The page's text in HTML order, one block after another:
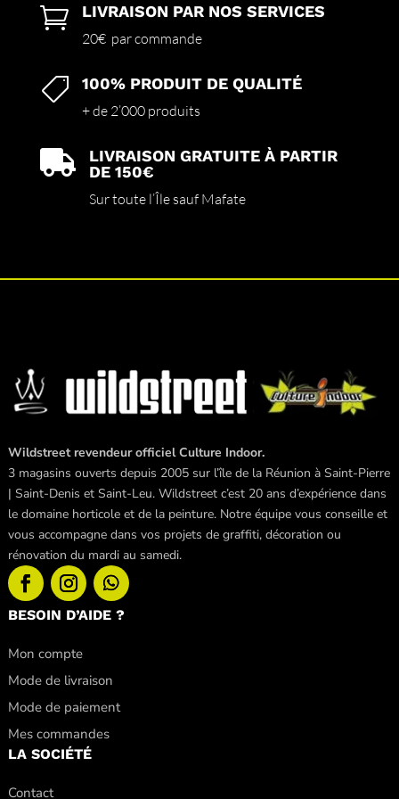
 LIVRAISON PAR NOS SERVICES
20€ par commande
 100% PRODUIT DE QUALITÉ
+ de 2’000 produits

LIVRAISON GRATUITE À PARTIR
DE 150€
Sur toute l’Île sauf Mafate
Wildstreet revendeur officiel Culture Indoor.
3 magasins ouverts depuis 2005 sur l’île de la Réunion à Saint-Pierre
| Saint-Denis et Saint-Leu. Wildstreet c’est 20 ans d’expérience dans
le domaine horticole et de la peinture. Notre équipe vous conseille et
vous accompagne dans vos projets de graffiti, décoration ou
rénovation du mardi au samedi.
BESOIN D’AIDE ?
Mon compte
Mode de livraison
Mode de paiement
Mes commandes
LA SOCIÉTÉ
Contact